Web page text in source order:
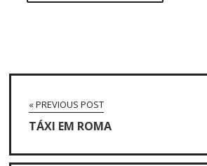
« PREVIOUS POST
TÁXI EM ROMA